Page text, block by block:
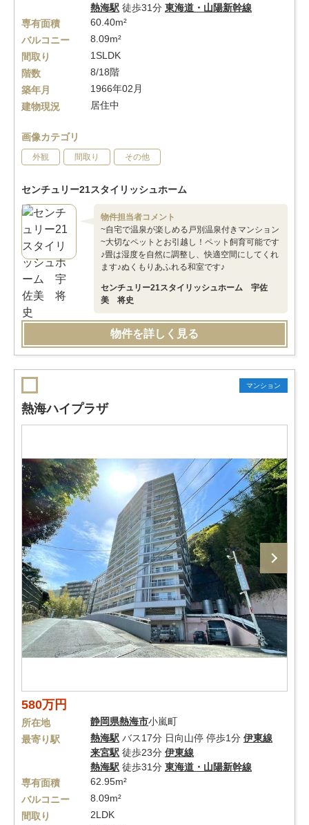
熱海駅 徒歩31分 東海道・山陽新幹線
専有面積
60.40m²
バルコニー
8.09m²
間取り
1SLDK
階数
8/18階
築年月
1966年02月
建物現況
居住中
画像カテゴリ
外観 間取り その他
センチュリー21スタイリッシュホーム
物件担当者コメント
~自宅で温泉が楽しめる戸別温泉付きマンション
~大切なペットとお引越し！ペット飼育可能です
♪畳は湿度を自然に調整し、快適空間にしてくれ
ます♪ぬくもりあふれる和室です♪
センチュリー21スタイリッシュホーム 宇佐
美 将史
物件を詳しく見る
マンション
熱海ハイプラザ
580万円
所在地 静岡県熱海市小嵐町
最寄り駅
熱海駅 バス17分 日向山停 停歩1分 伊東線
来宮駅 徒歩23分 伊東線
熱海駅 徒歩31分 東海道・山陽新幹線
専有面積
62.95m²
バルコニー
8.09m²
間取り
2LDK